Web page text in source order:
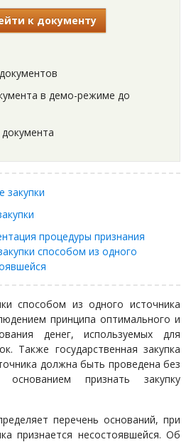
к документу
в демо-режиме до
закупки
процедуры признания
способом из одного
способом из одного источника
принципа оптимального и
денег, используемых для
Также государственная закупка
должна быть проведена без
основанием признать закупку
перечень оснований, при
признается несостоявшейся. Об